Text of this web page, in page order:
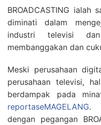
BROADCASTING
diminati dalam
industri televisi
membanggakan dan
Meski perusahaan
perusahaan televisi,
berdampak pada
reportaseMAGELANG.
dengan pegangan